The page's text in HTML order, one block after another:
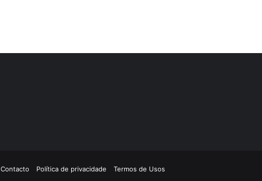
Contacto Política de privacidade Termos de Usos